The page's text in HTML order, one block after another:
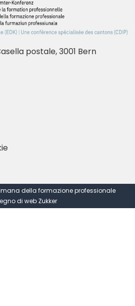
postale, 3001 Bern
della formazione professionale
di web Zukker